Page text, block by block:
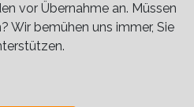
vor Übernahme an. Müssen
Wir bemühen uns immer, Sie